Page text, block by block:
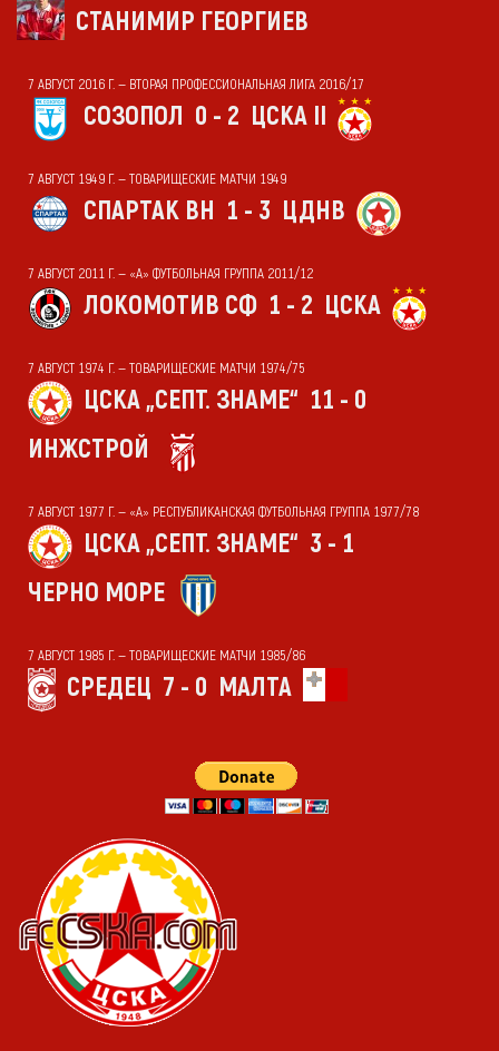
СТАНИМИР ГЕОРГИЕВ
7 АВГУСТ 2016 Г. — ВТОРАЯ ПРОФЕССИОНАЛЬНАЯ ЛИГА 2016/17
СОЗОПОЛ 0 - 2 ЦСКА II
7 АВГУСТ 1949 Г. — ТОВАРИЩЕСКИЕ МАТЧИ 1949
СПАРТАК ВН 1 - 3 ЦДНВ
7 АВГУСТ 2011 Г. — «А» ФУТБОЛЬНАЯ ГРУППА 2011/12
ЛОКОМОТИВ СФ 1 - 2 ЦСКА
7 АВГУСТ 1974 Г. — ТОВАРИЩЕСКИЕ МАТЧИ 1974/75
ЦСКА „СЕПТ. ЗНАМЕ“ 11 - 0
ИНЖСТРОЙ
7 АВГУСТ 1977 Г. — «А» РЕСПУБЛИКАНСКАЯ ФУТБОЛЬНАЯ ГРУППА 1977/78
ЦСКА „СЕПТ. ЗНАМЕ“ 3 - 1
ЧЕРНО МОРЕ
7 АВГУСТ 1985 Г. — ТОВАРИЩЕСКИЕ МАТЧИ 1985/86
СРЕДЕЦ 7 - 0 МАЛТА